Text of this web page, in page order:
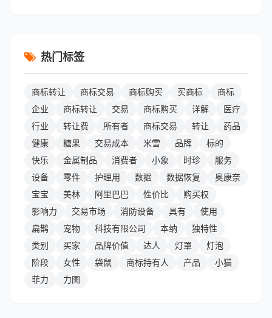
热门标签
商标转让 商标交易 商标购买 买商标
商标
企业
商标转让 交易 商标购买 详解
医疗
行业
转让费 所有者 商标交易 转让
药品
健康
糖果 交易成本 米雪 品牌
标的
快乐
金属制品 消费者 小象 时珍
服务
设备
零件 护理用 数据 数据恢复
奥康奈
宝宝
美林 阿里巴巴 性价比
购买权
影响力
交易市场 消防设备 具有
使用
扁鹊
宠物 科技有限公司 本纳
独特性
类别
买家 品牌价值 达人 灯罩
灯泡
阶段
女性 袋鼠 商标持有人 产品
小猫
菲力
力图